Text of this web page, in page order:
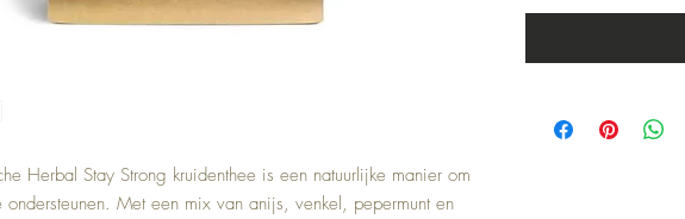
Herbal Stay Strong kruidenthee is een natuurlijke manier om
ondersteunen. Met een mix van anijs, venkel, pepermunt en